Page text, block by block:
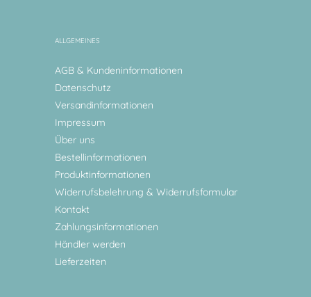
ALLGEMEINES
AGB & Kundeninformationen
Datenschutz
Versandinformationen
Impressum
Über uns
Bestellinformationen
Produktinformationen
Widerrufsbelehrung & Widerrufsformular
Kontakt
Zahlungsinformationen
Händler werden
Lieferzeiten